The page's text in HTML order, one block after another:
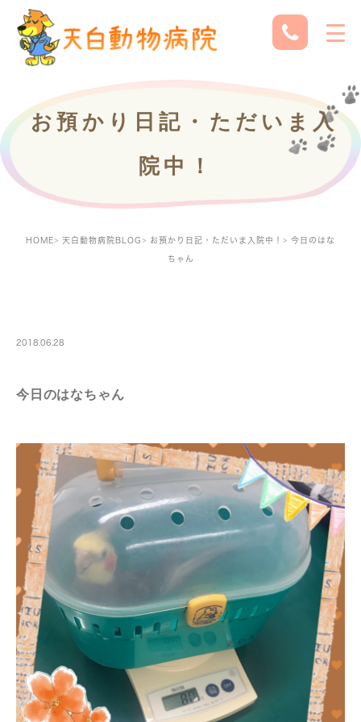
お預かり日記・ただいま入
院中！
HOME 天白動物病院BLOG お預かり日記・ただいま入院中！ 今日のはな
ちゃん
2018.06.28
今日のはなちゃん